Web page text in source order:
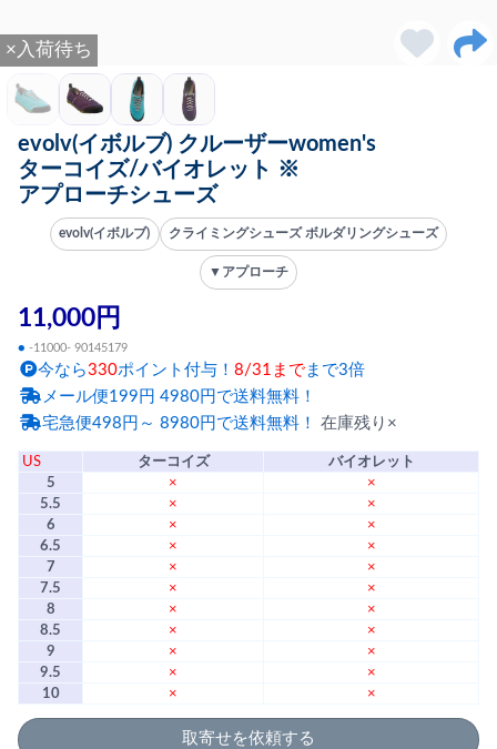
×入荷待ち
evolv(イボルブ) クルーザーwomen's
ターコイズ/バイオレット ※
アプローチシューズ
evolv(イボルブ) クライミングシューズ ボルダリングシューズ
▼アプローチ
11,000円
● -11000- 90145179
今なら330ポイント付与！ 8/31まで まで3倍
メール便199円 4980円で送料無料！
宅急便498円～ 8980円で送料無料！ 在庫残り×
US ターコイズ
バイオレット
5
×
×
5.5
×
×
6
×
×
6.5
×
×
7
×
×
7.5
×
×
8
×
×
8.5
×
×
9
×
×
9.5
×
×
10
× ×
取寄せを依頼する